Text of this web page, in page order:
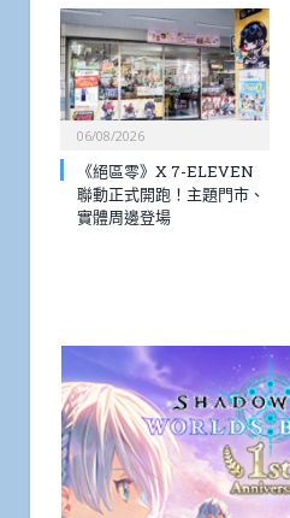
06/08/2026
《絕區零》X 7-ELEVEN
聯動正式開跑！主題門市、
實體周邊登場